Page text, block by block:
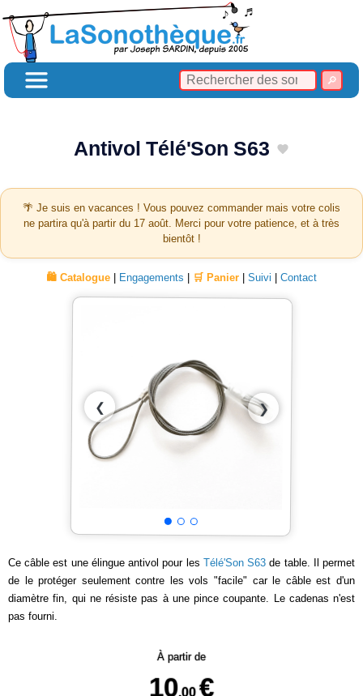
Antivol Télé'Son S63
🌴 Je suis en vacances ! Vous pouvez commander mais votre colis
ne partira qu'à partir du 17 août. Merci pour votre patience, et à très
bientôt !
🛍️ Catalogue Engagements 🛒 Panier Suivi Contact
❮ ❯
Ce câble est une élingue antivol pour les Télé'Son S63 de table. Il permet
de le protéger seulement contre les vols "facile" car le câble est d'un
diamètre fin, qui ne résiste pas à une pince coupante. Le cadenas n'est
pas fourni.
À partir de
10,00 €